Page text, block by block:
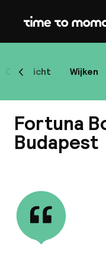
Home
Overzicht Wijken
Scroll naar links
Fortuna
Budapest